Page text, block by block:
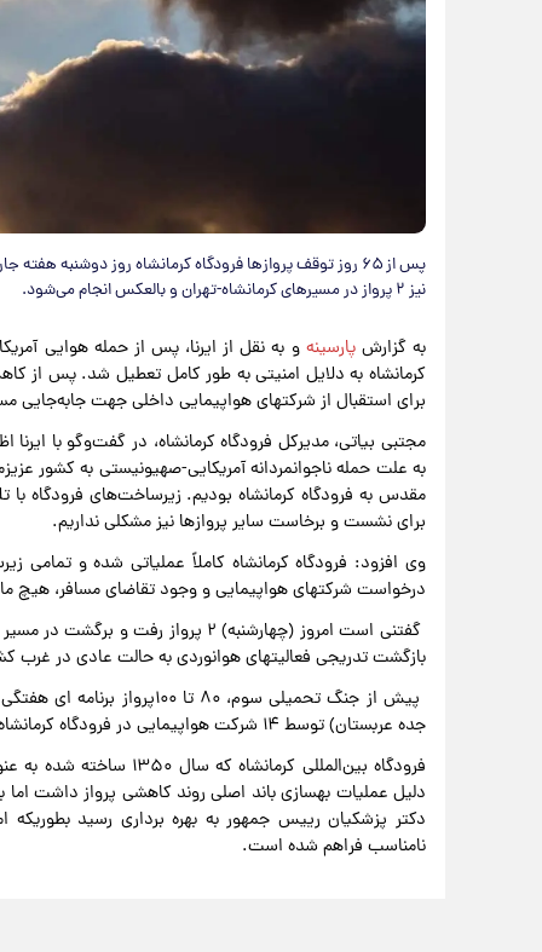
پس از ۶۵ روز توقف پروازها فرودگاه کرمانشاه روز دوشنبه
نیز ۲ پرواز در مسیرهای کرمانشاه-تهران و بالعکس انجام می‌شود.
به گزارشپارسینه و به نقل از ایرنا، پس از حمله هوایی
کرمانشاه به دلایل امنیتی به طور کامل تعطیل شد. پس از
برای استقبال از شرکتهای هواپیمایی داخلی جهت جابه‌جایی
به علت حمله ناجوانمردانه آمریکایی-صهیونیستی به کشور
مقدس به فرودگاه کرمانشاه بودیم. زیرساخت‌های فرودگاه
برای نشست و برخاست سایر پروازها نیز مشکلی نداریم.
وی افزود: فرودگاه کرمانشاه کاملاً عملیاتی شده و
درخواست شرکتهای هواپیمایی و وجود تقاضای مسافر، هیچ
گفتنی است امروز (چهارشنبه) ۲ پرواز
بازگشت تدریجی فعالیتهای هوانوردی به حالت عادی در غرب
جده عربستان) توسط ۱۴ شرکت هواپیمایی در فرودگاه کرمانشاه انجام می‌شد.
فرودگاه بین‌المللی
دلیل عملیات بهسازی باند اصلی روند کاهشی پرواز داشت اما
دکتر پزشکیان رییس جمهور به بهره برداری رسید
نامناسب فراهم شده است.